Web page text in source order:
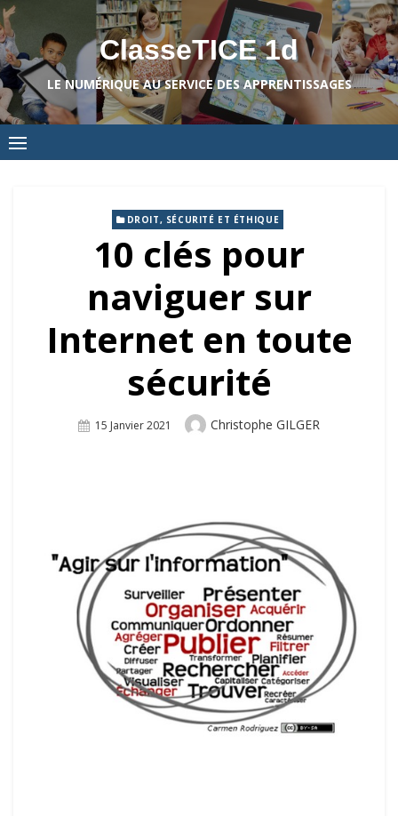
Skip
to
content
ClasseTICE 1d
LE NUMÉRIQUE AU SERVICE DES APPRENTISSAGES
DROIT, SÉCURITÉ ET ÉTHIQUE
10 clés pour
naviguer sur
Internet en toute
sécurité
Posted
15 Janvier 2021 Author
Christophe GILGER